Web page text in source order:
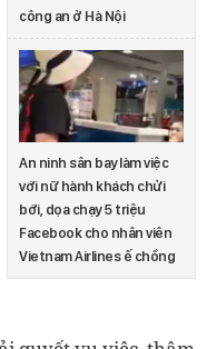
công an ở Hà Nội
An ninh sân bay làm việc
với nữ hành khách chửi
bới, dọa chạy 5 triệu
Facebook cho nhân viên
Vietnam Airlines ế chồng